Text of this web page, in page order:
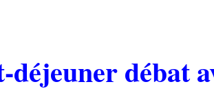
déjeuner débat